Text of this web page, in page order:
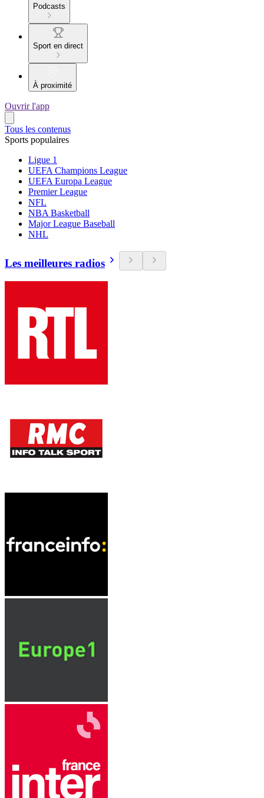
Podcasts
Sport en direct
À proximité
Ouvrir l'app
Tous les contenus
Sports populaires
Ligue 1
UEFA Champions League
UEFA Europa League
Premier League
NFL
NBA Basketball
Major League Baseball
NHL
Les meilleures radios